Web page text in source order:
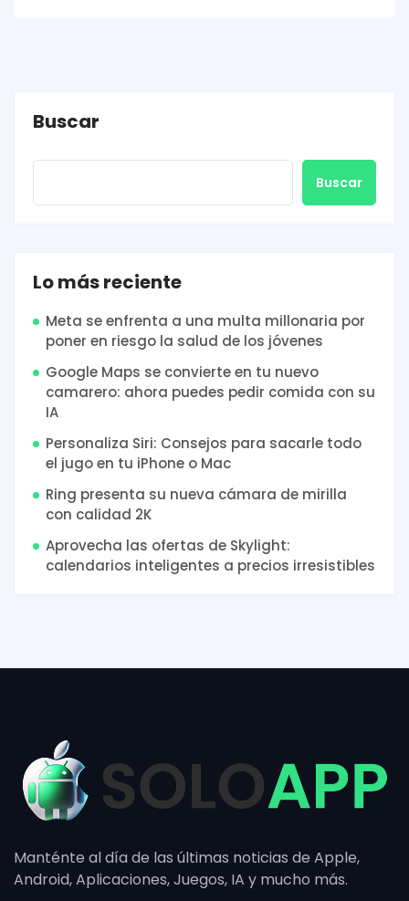
Buscar
Buscar
Lo más reciente
Meta se enfrenta a una multa millonaria por
poner en riesgo la salud de los jóvenes
Google Maps se convierte en tu nuevo
camarero: ahora puedes pedir comida con su
IA
Personaliza Siri: Consejos para sacarle todo
el jugo en tu iPhone o Mac
Ring presenta su nueva cámara de mirilla
con calidad 2K
Aprovecha las ofertas de Skylight:
calendarios inteligentes a precios irresistibles
Manténte al día de las últimas noticias de Apple,
Android, Aplicaciones, Juegos, IA y mucho más.